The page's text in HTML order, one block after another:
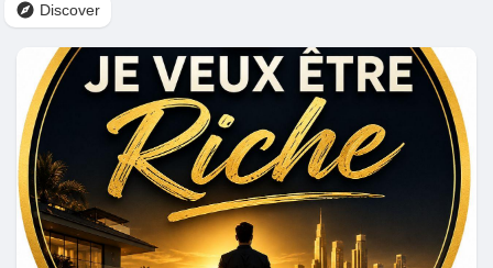
Produsele mele
Discover Grupuri
My Groups
Discover